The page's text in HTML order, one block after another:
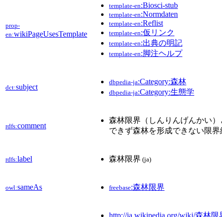
prop-
en:wikiPageUsesTemplate
template-en:Biosci-stub
template-en:Normdaten
template-en:Reflist
template-en:仮リンク
template-en:出典の明記
template-en:脚注ヘルプ
dct:subject
dbpedia-ja:Category:森林
dbpedia-ja:Category:生態学
rdfs:comment
森林限界（しんりんげんかい
できず森林を形成できない限
rdfs:label 森林限界 (ja)
owl:sameAs freebase:森林限界
http://ja.wikipedia.org/wiki/森林限